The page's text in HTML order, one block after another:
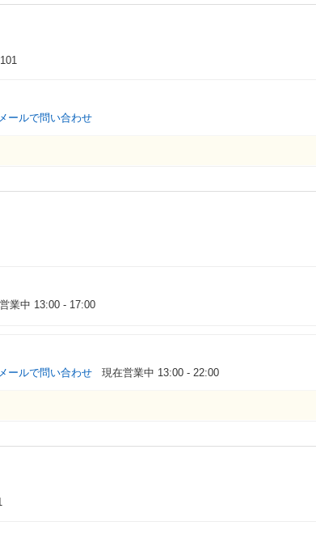
メールで問い合わせ
業中 13:00 - 17:00
メールで問い合わせ 現在営業中 13:00 - 22:00